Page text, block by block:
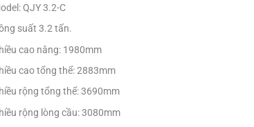
QJY 3.2-C
suất 3.2 tấn.
cao nâng: 1980mm
cao tổng thể: 2883mm
rộng tổng thể: 3690mm
rộng lòng cầu: 3080mm